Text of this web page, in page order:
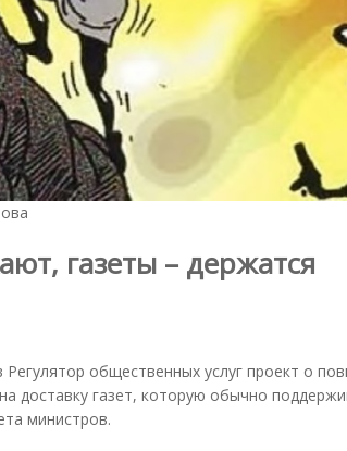
газеты – держатся
Регулятор общественных услуг проект о
доставку газет, которую обычно
министров.